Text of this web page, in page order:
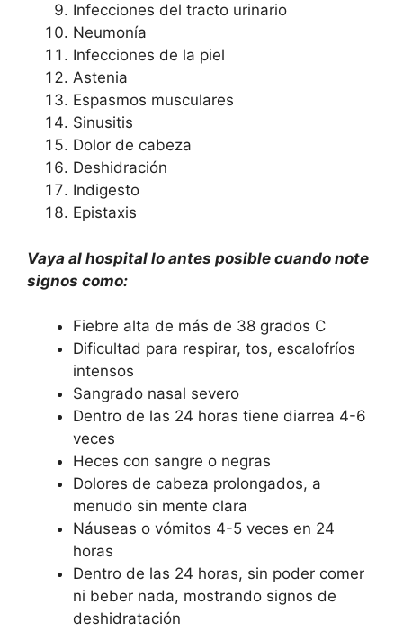
Infecciones del tracto urinario
Neumonía
Infecciones de la piel
Astenia
Espasmos musculares
Sinusitis
Dolor de cabeza
Deshidración
Indigesto
Epistaxis
Vaya al hospital lo antes posible cuando note
signos como:
Fiebre alta de más de 38 grados C
Dificultad para respirar, tos, escalofríos
intensos
Sangrado nasal severo
Dentro de las 24 horas tiene diarrea 4-6
veces
Heces con sangre o negras
Dolores de cabeza prolongados, a
menudo sin mente clara
Náuseas o vómitos 4-5 veces en 24
horas
Dentro de las 24 horas, sin poder comer
ni beber nada, mostrando signos de
deshidratación